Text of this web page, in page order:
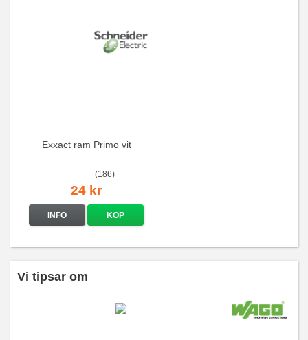
Exxact ram Primo vit
(186)
24 kr
INFO KÖP
Vi tipsar om